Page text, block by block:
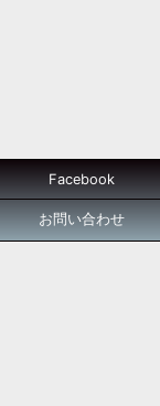
Facebook
お問い合わせ